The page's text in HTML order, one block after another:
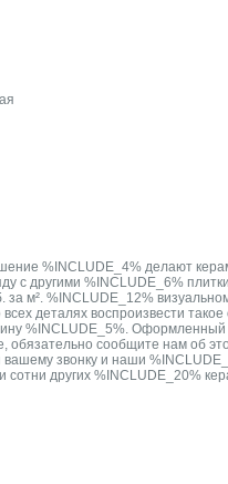
%INCLUDE_4% делают
с другими %INCLUDE_6%
м². %INCLUDE_12%
деталях воспроизвести
%INCLUDE_5%.
обязательно сообщите нам об
звонку и наши
других %INCLUDE_20%